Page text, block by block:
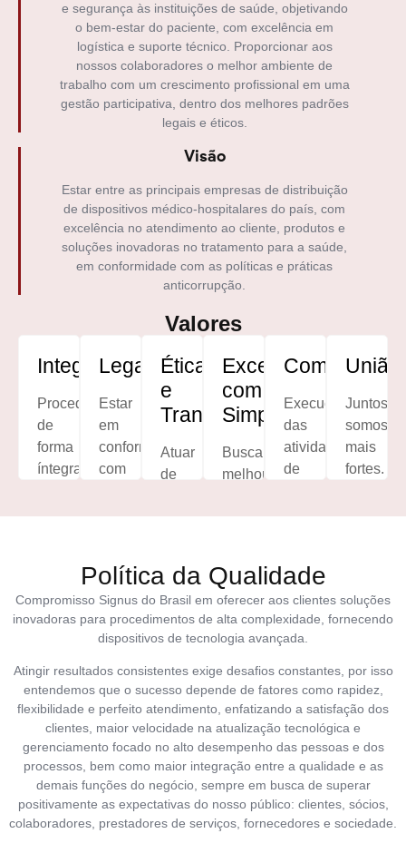
e segurança às instituições de saúde, objetivando
o bem-estar do paciente, com excelência em
logística e suporte técnico. Proporcionar aos
nossos colaboradores o melhor ambiente de
trabalho com um crescimento profissional em uma
gestão participativa, dentro dos melhores padrões
legais e éticos.
Visão
Estar entre as principais empresas de distribuição
de dispositivos médico-hospitalares do país, com
excelência no atendimento ao cliente, produtos e
soluções inovadoras no tratamento para a saúde,
em conformidade com as políticas e práticas
anticorrupção.
Valores
Integridade
Proceder
de
forma
íntegra
acordo
princípios
éticos.
Legalidade
Estar
em
conformidade
com
lei.
Ética
e
Transparência
Atuar
de
responsável
Excelência
com
Simplicidade
Buscar
melhorias
nos
Execução
das
atividades
de
responsável
com
a
cultura
organizacional
em
busca
dos
resultados.
União
Juntos
somos
mais
fortes.
Política da Qualidade
Compromisso Signus do Brasil em oferecer aos clientes soluções
inovadoras para procedimentos de alta complexidade, fornecendo
dispositivos de tecnologia avançada.
Atingir resultados consistentes exige desafios constantes, por isso
entendemos que o sucesso depende de fatores como rapidez,
flexibilidade e perfeito atendimento, enfatizando a satisfação dos
clientes, maior velocidade na atualização tecnológica e
gerenciamento focado no alto desempenho das pessoas e dos
processos, bem como maior integração entre a qualidade e as
demais funções do negócio, sempre em busca de superar
positivamente as expectativas do nosso público: clientes, sócios,
colaboradores, prestadores de serviços, fornecedores e sociedade.